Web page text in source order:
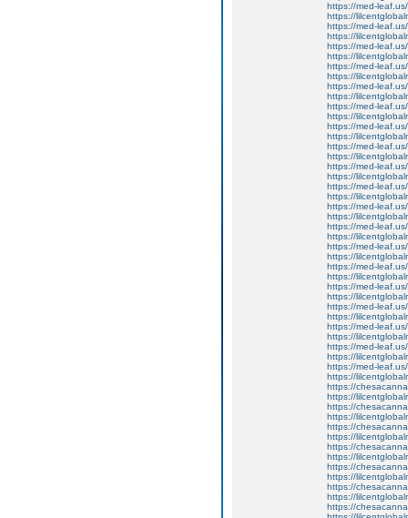
https://med-leaf.us/
https://
https://med-leaf.us/
https://
https://med-leaf.us/
https://
https://med-leaf.us/
https://
https://med-leaf.us/
https://
https://med-leaf.us/
https://
https://med-leaf.us/
https://
https://med-leaf.us/
https://
https://med-leaf.us/
https://
https://med-leaf.us/
https://
https://med-leaf.us/
https://
https://med-leaf.us/
https://
https://med-leaf.us/
https://
https://med-leaf.us/
https://
https://med-leaf.us/
https://
https://med-leaf.us/
https://
https://med-leaf.us/
https://
https://med-leaf.us/
https://
https://med-leaf.us/
https://
https://
https://
https://
https://
https://
https://
https://
https://
https://
https://
https://
https://
https://